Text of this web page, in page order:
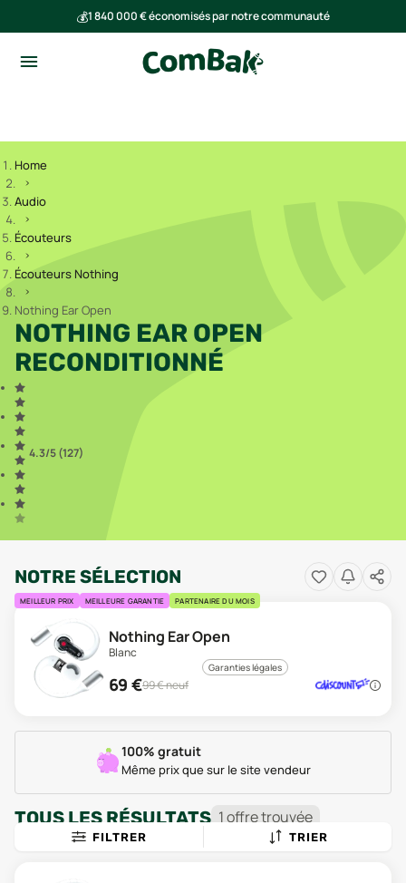
💰1 840 000 € économisés par notre communauté
Home
Audio
Écouteurs
Écouteurs Nothing
Nothing Ear Open
NOTHING EAR OPEN
RECONDITIONNÉ
4.3/5 (127)
NOTRE SÉLECTION
MEILLEUR PRIX MEILLEURE GARANTIE PARTENAIRE DU MOIS
Nothing Ear Open
Blanc
Garanties légales
69 €99€ neuf
100% gratuit
Même prix que sur le site vendeur
TOUS LES RÉSULTATS 1offretrouvée
FILTRER TRIER